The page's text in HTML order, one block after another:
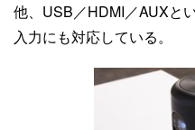
他、USB／HDMI／AUXと
入力にも対応している。